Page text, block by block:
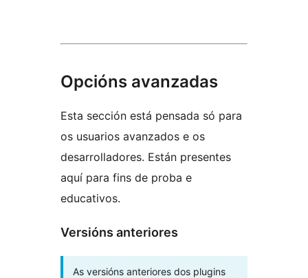
Opcións avanzadas
Esta sección está pensada só para
os usuarios avanzados e os
desarrolladores. Están presentes
aquí para fins de proba e
educativos.
Versións anteriores
As versións anteriores dos plugins